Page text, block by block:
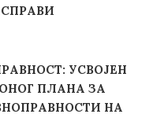
УСВОЈЕН
ПЛАНА ЗА
НА